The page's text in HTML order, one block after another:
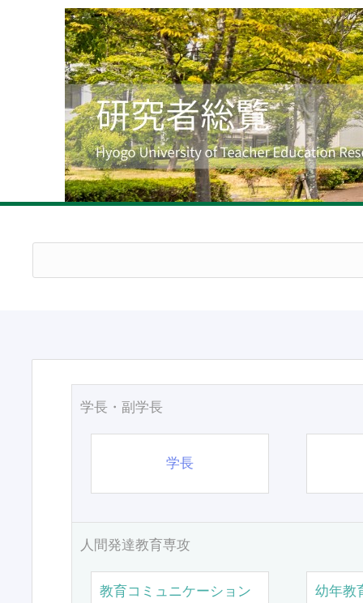
学長・副学長
学長
人間発達教育専攻
教育コミュニケーション
幼年教